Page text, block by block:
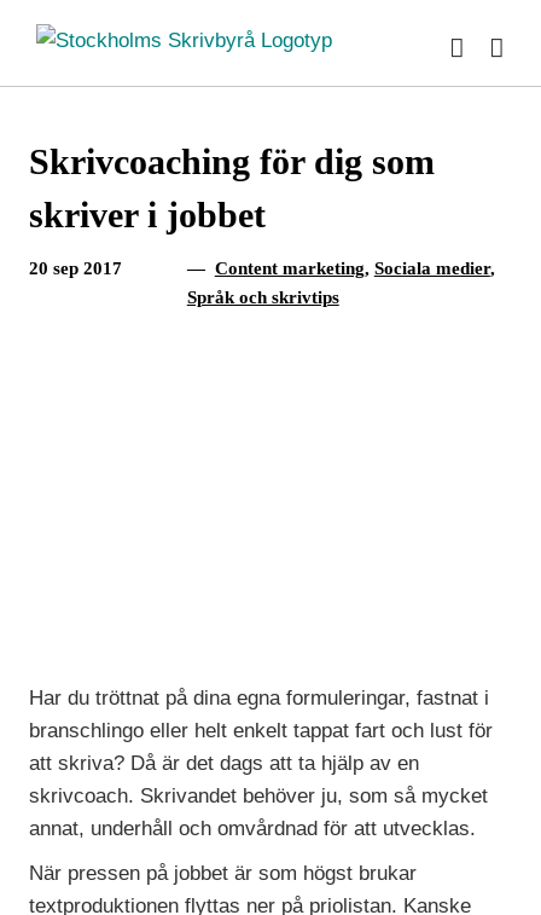
innehållet
Skrivcoaching för dig som
skriver i jobbet
20 sep 2017 — Content marketing, Sociala medier,
Språk och skrivtips
Har du tröttnat på dina egna formuleringar, fastnat i
branschlingo eller helt enkelt tappat fart och lust för
att skriva? Då är det dags att ta hjälp av en
skrivcoach. Skrivandet behöver ju, som så mycket
annat, underhåll och omvårdnad för att utvecklas.
När pressen på jobbet är som högst brukar
textproduktionen flyttas ner på priolistan. Kanske